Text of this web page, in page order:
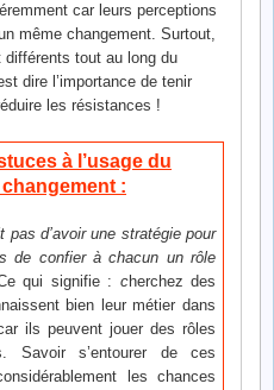
car leurs perceptions
même changement. Surtout,
différents tout au long du
dire l’importance de tenir
les résistances !
à l’usage du
:
pas d’avoir une stratégie pour
de confier à chacun un rôle
qui signifie : cherchez des
bien leur métier dans
ils peuvent jouer des rôles
Savoir s’entourer de ces
les chances